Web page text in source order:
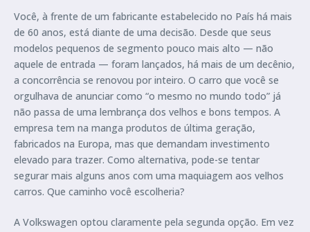
Você, à frente de um fabricante estabelecido no País há mais
de 60 anos, está diante de uma decisão. Desde que seus
modelos pequenos de segmento pouco mais alto — não
aquele de entrada — foram lançados, há mais de um decênio,
a concorrência se renovou por inteiro. O carro que você se
orgulhava de anunciar como “o mesmo no mundo todo” já
não passa de uma lembrança dos velhos e bons tempos. A
empresa tem na manga produtos de última geração,
fabricados na Europa, mas que demandam investimento
elevado para trazer. Como alternativa, pode-se tentar
segurar mais alguns anos com uma maquiagem aos velhos
carros. Que caminho você escolheria?
A Volkswagen optou claramente pela segunda opção. Em vez